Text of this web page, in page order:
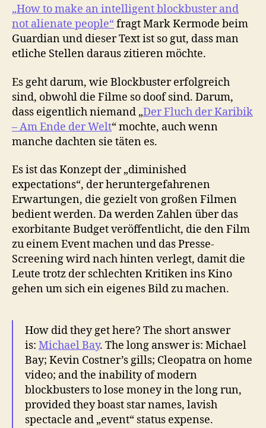
sie
zu
erfüllen
„How to make an intelligent blockbuster and
not alienate people“fragt Mark Kermode beim
Guardian und dieser Text ist so gut, dass man
etliche Stellen daraus zitieren möchte.
Es geht darum, wie Blockbuster erfolgreich
sind, obwohl die Filme so doof sind. Darum,
dass eigentlich niemand „Der Fluch der Karibik
– Am Ende der Welt“ mochte, auch wenn
manche dachten sie täten es.
Es ist das Konzept der „diminished
expectations“, der heruntergefahrenen
Erwartungen, die gezielt von großen Filmen
bedient werden. Da werden Zahlen über das
exorbitante Budget veröffentlicht, die den Film
zu einem Event machen und das Presse-
Screening wird nach hinten verlegt, damit die
Leute trotz der schlechten Kritiken ins Kino
gehen um sich ein eigenes Bild zu machen.
How did they get here? The short answer
is: Michael Bay. The long answer is: Michael
Bay; Kevin Costner’s gills; Cleopatra on home
video; and the inability of modern
blockbusters to lose money in the long run,
provided they boast star names, lavish
spectacle and „event“ status expense.